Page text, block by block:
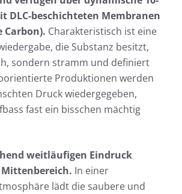
DLC-beschichteten Membranen
Carbon). Charakteristisch ist eine
die Substanz besitzt,
sondern stramm und definiert
Produktionen werden
Druck wiedergegeben,
fast ein bisschen mächtig
weitläufigen Eindruck
In einer
lädt die saubere und